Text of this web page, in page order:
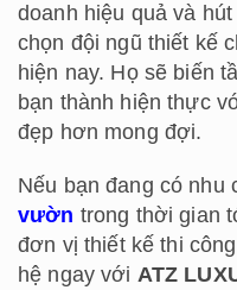
doanh hiệu quả và
chọn đội ngũ thiết kế
hiện nay. Họ sẽ biến
bạn thành hiện thực
đẹp hơn mong đợi.
Nếu bạn đang có nhu
vườn trong thời gian
đơn vị thiết kế thi
hệ ngay với ATZ